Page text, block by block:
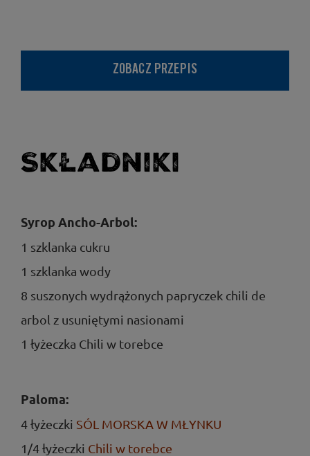
ZOBACZ PRZEPIS
Składniki
Syrop Ancho-Arbol:
1 szklanka cukru
1 szklanka wody
8 suszonych wydrążonych papryczek chili de
arbol z usuniętymi nasionami
1 łyżeczka Chili w torebce
Paloma:
4 łyżeczki SÓL MORSKA W MŁYNKU
1/4 łyżeczki Chili w torebce